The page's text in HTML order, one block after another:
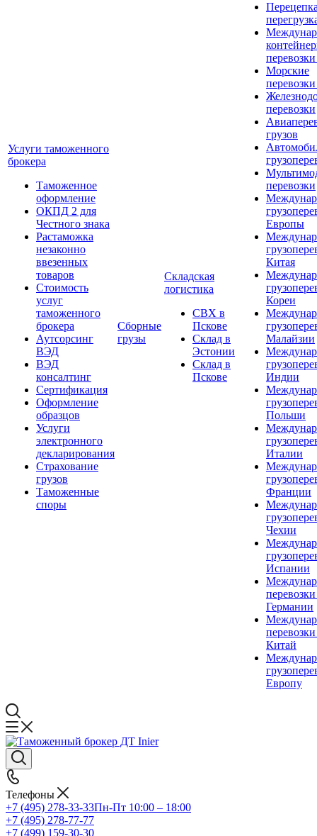
Услуги таможенного
брокера
Таможенное
оформление
ОКПД 2 для
Честного знака
Растаможка
незаконно
ввезенных
товаров
Стоимость
услуг
таможенного
брокера
Аутсорсинг
ВЭД
ВЭД
консалтинг
Сертификация
Оформление
образцов
Услуги
электронного
декларирования
Страхование
грузов
Таможенные
споры
Сборные
грузы
Складская
логистика
СВХ в
Пскове
Склад в
Эстонии
Склад в
Пскове
Морские
перевозки
грузов
перевозки
Европы
Китая
Кореи
Малайзии
Индии
Польши
Италии
Франции
Чехии
Испании
Германии
Китай
Европу
Телефоны
+7 (495) 278-33-33Пн-Пт 10:00 – 18:00
+7 (495) 278-77-77
+7 (499) 159-30-30